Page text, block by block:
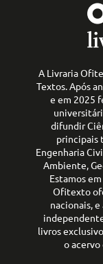
A Livraria
Textos. Após
e em 2025
difundir
principais
Engenharia
Ambiente,
Estamos
Ofitexto
nacionais,
livros
o